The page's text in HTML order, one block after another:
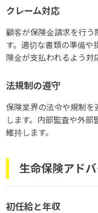
クレーム対応
顧客が保険金請求を行う
す。適切な書類の準備や
険金が支払われるよう対
法規制の遵守
保険業界の法令や規制を
します。内部監査や外
維持します。
生命保険アド
初任給と年収